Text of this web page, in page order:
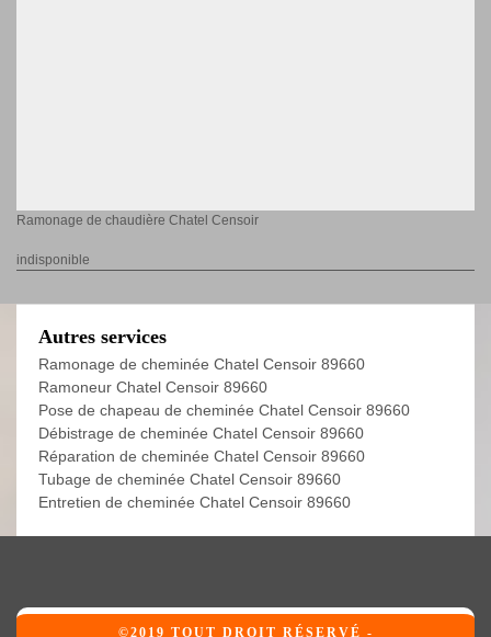
Ramonage de chaudière Chatel Censoir
indisponible
Autres services
Ramonage de cheminée Chatel Censoir 89660
Ramoneur Chatel Censoir 89660
Pose de chapeau de cheminée Chatel Censoir 89660
Débistrage de cheminée Chatel Censoir 89660
Réparation de cheminée Chatel Censoir 89660
Tubage de cheminée Chatel Censoir 89660
Entretien de cheminée Chatel Censoir 89660
©2019 TOUT DROIT RÉSERVÉ -